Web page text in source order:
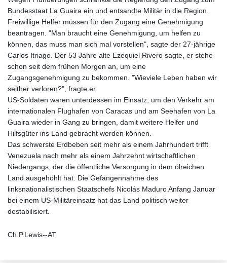
Bundesstaat La Guaira ein und entsandte Militär in die Region.
Freiwillige Helfer müssen für den Zugang eine Genehmigung
beantragen. "Man braucht eine Genehmigung, um helfen zu
können, das muss man sich mal vorstellen", sagte der 27-jährige
Carlos Itriago. Der 53 Jahre alte Ezequiel Rivero sagte, er stehe
schon seit dem frühen Morgen an, um eine
Zugangsgenehmigung zu bekommen. "Wieviele Leben haben wir
seither verloren?", fragte er.
US-Soldaten waren unterdessen im Einsatz, um den Verkehr am
internationalen Flughafen von Caracas und am Seehafen von La
Guaira wieder in Gang zu bringen, damit weitere Helfer und
Hilfsgüter ins Land gebracht werden können.
Das schwerste Erdbeben seit mehr als einem Jahrhundert trifft
Venezuela nach mehr als einem Jahrzehnt wirtschaftlichen
Niedergangs, der die öffentliche Versorgung in dem ölreichen
Land ausgehöhlt hat. Die Gefangennahme des
linksnationalistischen Staatschefs Nicolás Maduro Anfang Januar
bei einem US-Militäreinsatz hat das Land politisch weiter
destabilisiert.
Ch.P.Lewis--AT